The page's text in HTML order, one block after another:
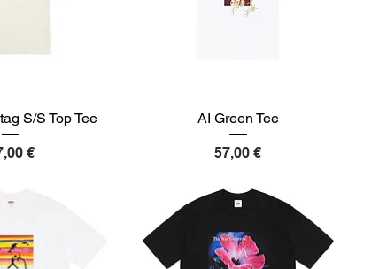
S/S Top Tee
€
AI Green Tee
Preis
57,00 €